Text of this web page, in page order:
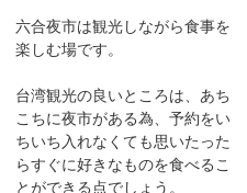
六合夜市は観光しながら食事を
楽しむ場です。
台湾観光の良いところは、あち
こちに夜市がある為、予約をい
ちいち入れなくても思いたった
らすぐに好きなものを食べるこ
とができる点でしょう。